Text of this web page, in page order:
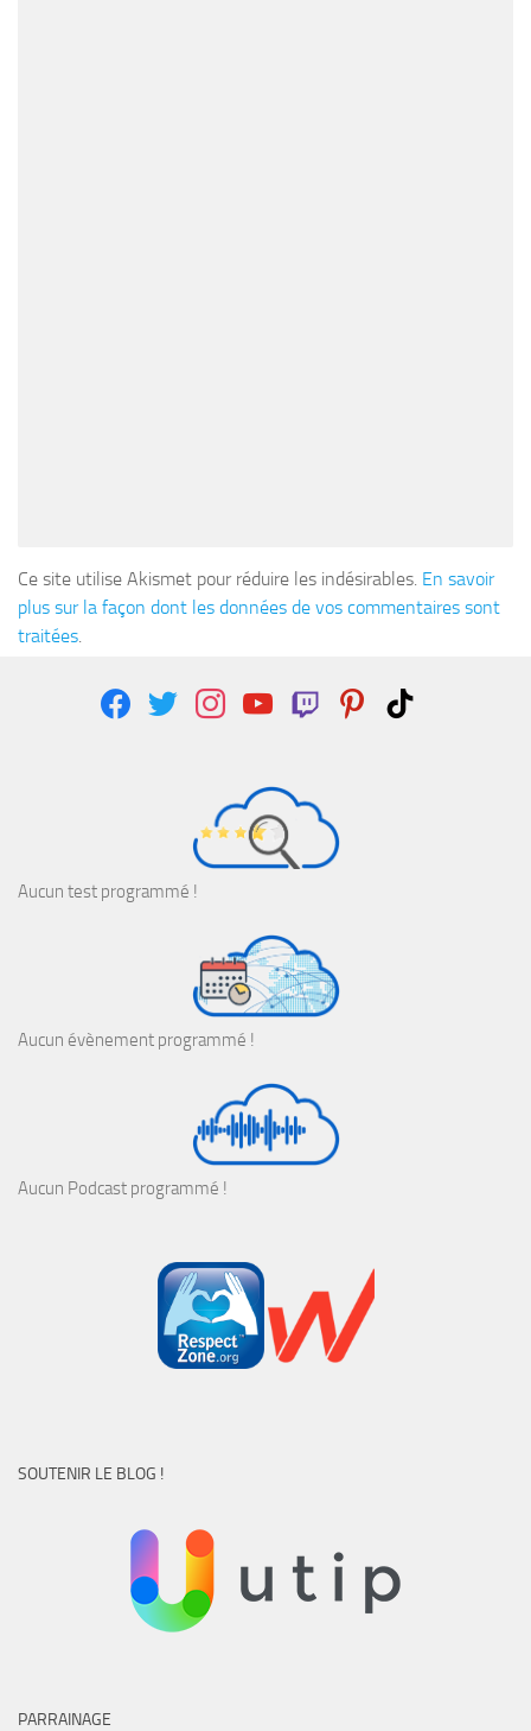
Ce site utilise Akismet pour réduire les indésirables. En savoir
plus sur la façon dont les données de vos commentaires sont
traitées.
facebooktwitter instagramyoutubetwitch pinteresttiktok
Aucun test programmé !
Aucun évènement programmé !
Aucun Podcast programmé !
SOUTENIR LE BLOG !
PARRAINAGE